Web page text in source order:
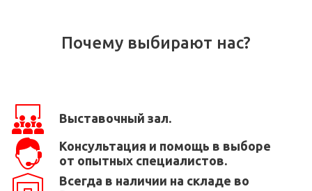
Почему выбирают нас?
Выставочный зал.
Консультация и помощь в выборе
от опытных специалистов.
Всегда в наличии на складе во